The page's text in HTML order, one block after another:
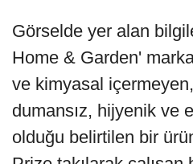
Görselde yer alan
Home & Garden'
ve kimyasal
dumansız, hijyenik ve
olduğu belirtilen bir